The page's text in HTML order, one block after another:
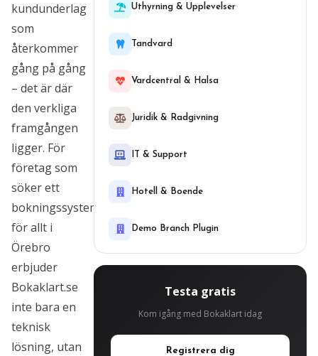
kundunderlag
som
återkommer
gång på gång
– det är där
den verkliga
framgången
ligger. För
företag som
söker ett
bokningssystem
för allt i
Örebro
erbjuder
Bokaklart.se
inte bara en
teknisk
lösning, utan
Uthyrning & Upplevelser
Tandvard
Vardcentral & Halsa
Juridik & Radgivning
IT & Support
Hotell & Boende
Demo Branch Plugin
Testa gratis
Kom igång med Bokaklart idag
Registrera dig